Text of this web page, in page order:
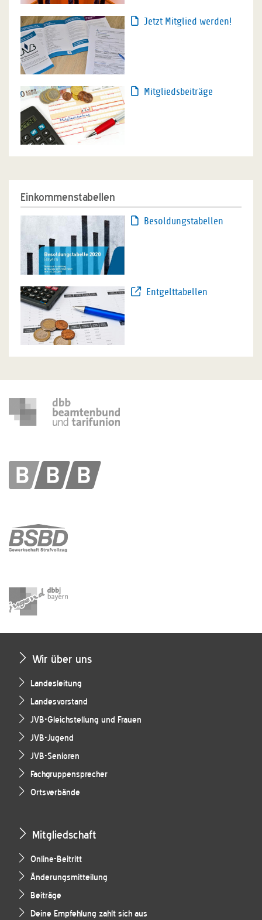
Jetzt Mitglied werden!
Mitgliedsbeiträge
Einkommenstabellen
Besoldungstabellen
Entgelttabellen
Wir über uns
Landesleitung
Landesvorstand
JVB-Gleichstellung und Frauen
JVB-Jugend
JVB-Senioren
Fachgruppensprecher
Ortsverbände
Mitgliedschaft
Online-Beitritt
Änderungsmitteilung
Beiträge
Deine Empfehlung zahlt sich aus